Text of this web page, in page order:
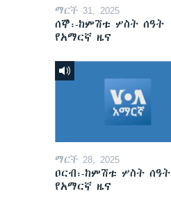
ማርች 31, 2025
ሰኞ፡-ከምሽቱ ሦስት ሰዓት
የአማርኛ ዜና
ማርች 28, 2025
ዐርብ፡-ከምሽቱ ሦስት ሰዓት
የአማርኛ ዜና